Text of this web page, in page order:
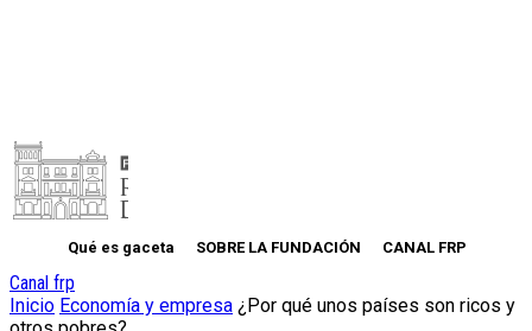
Qué es gaceta SOBRE LA FUNDACIÓN CANAL FRP
Canal frp
Inicio Economía y empresa ¿Por qué unos países son ricos y